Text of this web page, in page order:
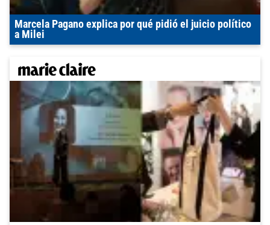
Marcela Pagano explica por qué pidió el juicio político
a Milei